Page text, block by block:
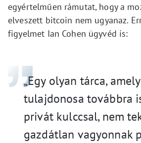
egyértelműen rámutat, hogy a
elveszett bitcoin nem ugyanaz.
figyelmet Ian Cohen ügyvéd is:
„Egy olyan tárca,
tulajdonosa továbbra
privát kulccsal, nem
gazdátlan vagyonnak